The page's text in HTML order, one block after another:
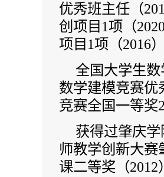
优秀班主任（
创项目1项（
项目1项（2016
全国大学生
数学建模竞赛优
竞赛全国一等奖
获得过肇庆
师教学创新大赛
课二等奖（2012